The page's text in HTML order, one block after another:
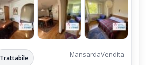
Trattabile MansardaVendita